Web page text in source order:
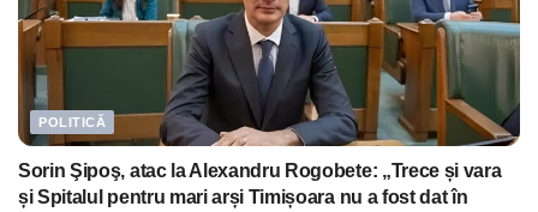
POLITICĂ
Sorin Şipoş, atac la Alexandru Rogobete: „Trece și vara
și Spitalul pentru mari arși Timișoara nu a fost dat în